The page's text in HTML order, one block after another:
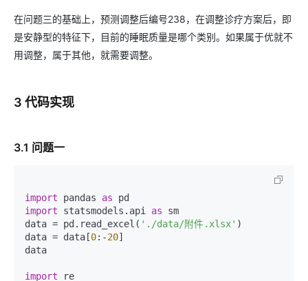
在问题三的基础上，预测调整后编号238，在调整诊疗方案后，即
是安静型的特征下，目前的睡眠质量是哪个类别。如果属于优就不
用调整，属于其他，就需要调整。
3 代码实现
3.1 问题一
import pandas as
import statsmodels.api as sm
data = pd.read_excel( './data/附件.xlsx' )
data = data[0:-20]
data
import